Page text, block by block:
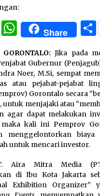
Twitter
WhatsApp
Share
GORONTALO:Jika pada
Gubernur
Noer, M.Si, sempat
atau pejabat-pejabat
Gorontalo secara
untuk menjajaki atau
agar dapat melakukan
maka kali ini Pemprov
menggelontorkan
untuk mencari investor.
Aira Mitra Media
di Ibu Kota Jakarta
Exhibition Organizer”